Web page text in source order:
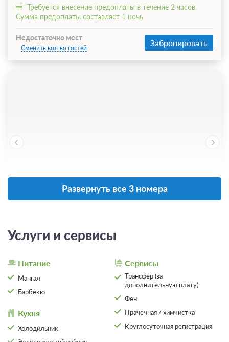
Требуется внесение предоплаты в течение 2 часов.
Сумма предоплаты составляет 1 ночь
Недостаточно мест
Сменить кол-во гостей
Забронировать
2. Двухкомнатный коттедж
В стоимость входит постельное белье, полотенца и мыло.
бесплатно на всей территории, а также предусмотрена
бесплатная частная парковка.
44м
Две односпальных кровати
Одна кровать Queen-size
Телевизор
Ванная комната в номере
Развернуть все 3 номера
Услуги и сервисы
Питание
Мангал
Барбекю
Кухня
Холодильник
Сервисы
Трансфер (за
дополнительную плату)
Фен
Прачечная / химчистка
Круглосуточная регистрация